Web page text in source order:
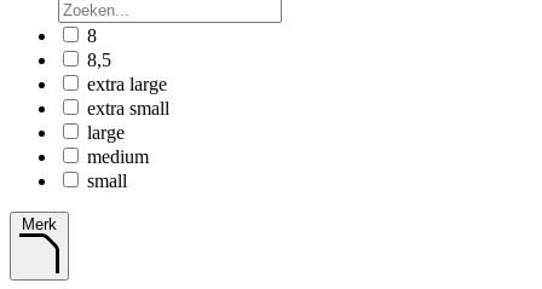
8
8,5
extra large
extra small
large
medium
small
Merk